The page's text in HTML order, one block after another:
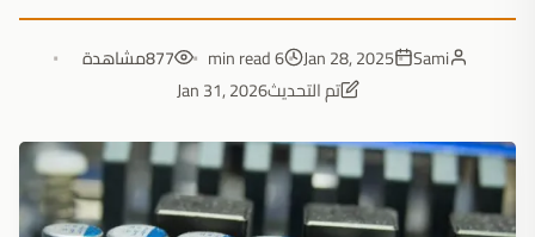
Sami
Jan 28, 2025
6 min read
877مشاهدة
تم التحديثJan 31, 2026